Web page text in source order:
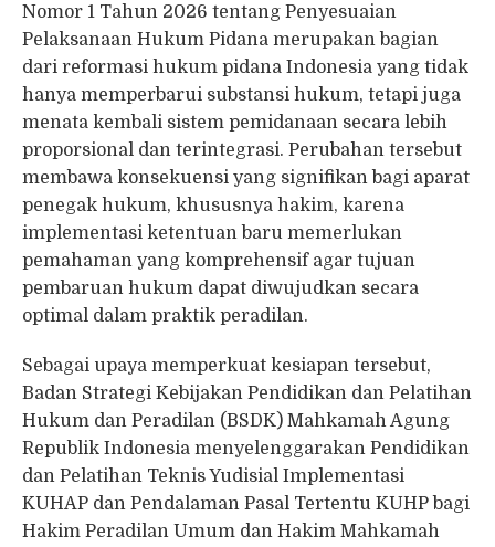
Nomor 1 Tahun 2026 tentang Penyesuaian
Pelaksanaan Hukum Pidana merupakan bagian
dari reformasi hukum pidana Indonesia yang tidak
hanya memperbarui substansi hukum, tetapi juga
menata kembali sistem pemidanaan secara lebih
proporsional dan terintegrasi. Perubahan tersebut
membawa konsekuensi yang signifikan bagi aparat
penegak hukum, khususnya hakim, karena
implementasi ketentuan baru memerlukan
pemahaman yang komprehensif agar tujuan
pembaruan hukum dapat diwujudkan secara
optimal dalam praktik peradilan.
Sebagai upaya memperkuat kesiapan tersebut,
Badan Strategi Kebijakan Pendidikan dan Pelatihan
Hukum dan Peradilan (BSDK) Mahkamah Agung
Republik Indonesia menyelenggarakan Pendidikan
dan Pelatihan Teknis Yudisial Implementasi
KUHAP dan Pendalaman Pasal Tertentu KUHP bagi
Hakim Peradilan Umum dan Hakim Mahkamah